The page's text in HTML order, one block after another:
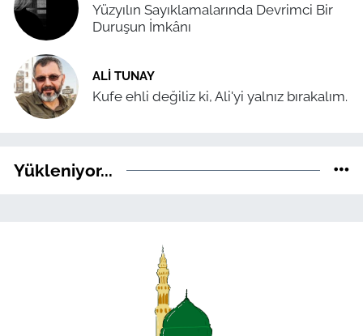
Yüzyılın Sayıklamalarında Devrimci Bir
Duruşun İmkânı
ALI TUNAY
Kufe ehli değiliz ki, Ali'yi yalnız bırakalım.
Yükleniyor...